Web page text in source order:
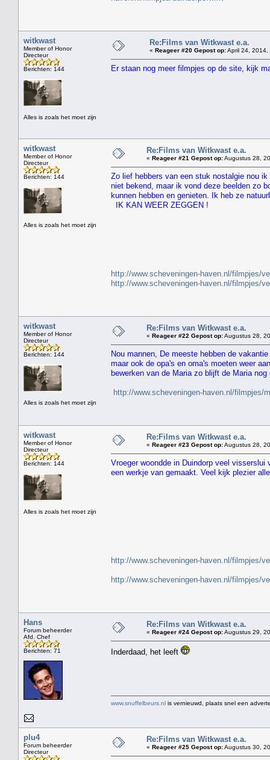
witkwast
Member of Honor
Directeur
Berichten: 144
Alles is zoals het moet zijn
Re:Films van Witkwast e.a.
« Reageer #20 Gepost op:April 24,
Er staan nog meer filmpjes op de site, kijk
witkwast
Member of Honor
Directeur
Berichten: 144
Alles is zoals het moet zijn
Re:Films van Witkwast e.a.
« Reageer #21 Gepost op:Augustus 28,
Zo lief hebbers van een stuk nostalgie nou
niet bekend, maar ik vond deze beelden zo
kunnen hebben en genieten. Ik heb ze
IK KAN WEER ZEGGEN !
http://www.scheveningen-haven.nl/filmpjes/
http://www.scheveningen-haven.nl/filmpjes/
witkwast
Member of Honor
Directeur
Berichten: 144
Alles is zoals het moet zijn
Re:Films van Witkwast e.a.
« Reageer #22 Gepost op:Augustus 28,
Nou mannen, De meeste hebben de
maar ook de opa's en oma's moeten weer
bewerken van de Maria zo blijft de Maria
http://www.scheveningen-haven.nl/filmpjes/
witkwast
Member of Honor
Directeur
Berichten: 144
Alles is zoals het moet zijn
Re:Films van Witkwast e.a.
« Reageer #23 Gepost op:Augustus 28,
Vroeger woondde in Duindorp veel
een werkje van gemaakt. Veel kijk plezier
http://www.scheveningen-haven.nl/filmpjes/
http://www.scheveningen-haven.nl/filmpjes/
Hans
Forum beheerder
Afd. Chef
Berichten: 71
Re:Films van Witkwast e.a.
« Reageer #24 Gepost op:Augustus 29,
Inderdaad, het leeft
www.snuffelbeurs.nl is vernieuwd, plaats snel een
plu4
Forum beheerder
Directeur
Re:Films van Witkwast e.a.
« Reageer #25 Gepost op:Augustus 30,